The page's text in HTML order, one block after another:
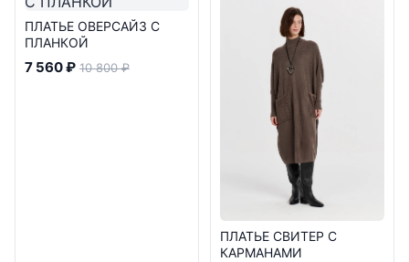
ПЛАТЬЕ ОВЕРСАЙЗ С
ПЛАНКОЙ
7 560 ₽ 10 800 ₽
ПЛАТЬЕ СВИТЕР С
КАРМАНАМИ